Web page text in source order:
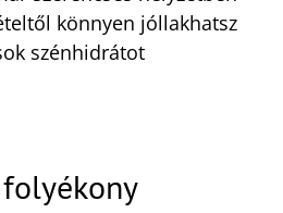
könnyen jóllakhatsz
szénhidrátot